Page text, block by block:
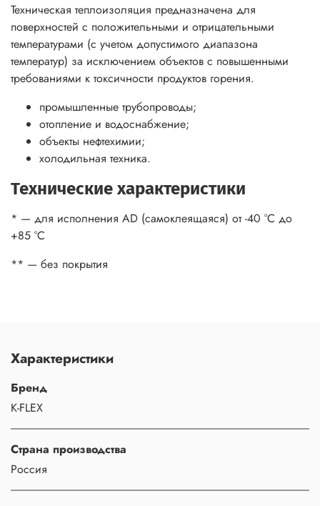
Техническая теплоизоляция предназначена для
поверхностей с положительными и отрицательными
температурами (с учетом допустимого диапазона
температур) за исключением объектов с повышенными
требованиями к токсичности продуктов горения.
промышленные трубопроводы;
отопление и водоснабжение;
объекты нефтехимии;
холодильная техника.
Технические характеристики
* — для исполнения AD (самоклеящаяся) от -40 °С до
+85 °С
** — без покрытия
Характеристики
Бренд
K-FLEX
Страна производства
Россия